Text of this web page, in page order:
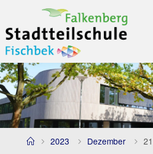
to
content
Home2023 Dezember 21